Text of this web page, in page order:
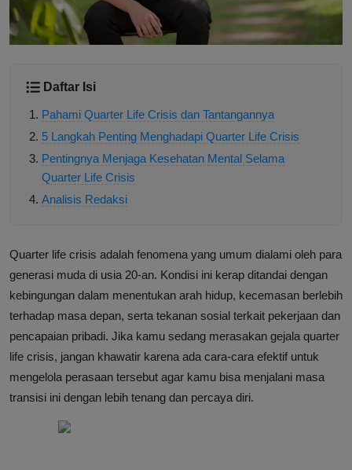
Daftar Isi
Pahami Quarter Life Crisis dan Tantangannya
5 Langkah Penting Menghadapi Quarter Life Crisis
Pentingnya Menjaga Kesehatan Mental Selama
Quarter Life Crisis
Analisis Redaksi
Quarter life crisis adalah fenomena yang umum dialami oleh para
generasi muda di usia 20-an. Kondisi ini kerap ditandai dengan
kebingungan dalam menentukan arah hidup, kecemasan berlebih
terhadap masa depan, serta tekanan sosial terkait pekerjaan dan
pencapaian pribadi. Jika kamu sedang merasakan gejala quarter
life crisis, jangan khawatir karena ada cara-cara efektif untuk
mengelola perasaan tersebut agar kamu bisa menjalani masa
transisi ini dengan lebih tenang dan percaya diri.